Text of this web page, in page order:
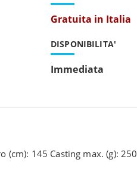
Gratuita in Italia
DISPONIBILITA'
Immediata
(cm): 145 Casting max. (g): 250